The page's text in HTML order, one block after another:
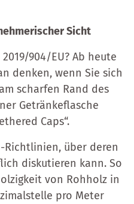
Sicht
904/EU? Ab heute
denken, wenn Sie sich
scharfen Rand des
Getränkeflasche
Caps“.
Richtlinien, über deren
diskutieren kann. So
von Rohholz in
pro Meter